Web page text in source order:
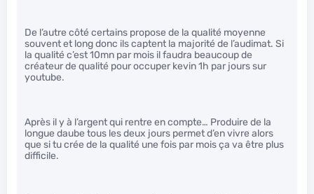
De l’autre côté certains propose de la qualité moyenne
souvent et long donc ils captent la majorité de l’audimat. Si
la qualité c’est 10mn par mois il faudra beaucoup de
créateur de qualité pour occuper kevin 1h par jours sur
youtube.
Après il y à l’argent qui rentre en compte… Produire de la
longue daube tous les deux jours permet d’en vivre alors
que si tu crée de la qualité une fois par mois ça va être plus
difficile.